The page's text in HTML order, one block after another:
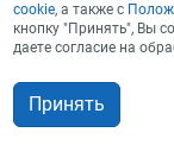
cookie, а также с
кнопку "Принять", Вы
даете согласие на
Принять